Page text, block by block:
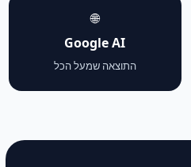
🌐
Google AI
התוצאה שמעל הכל